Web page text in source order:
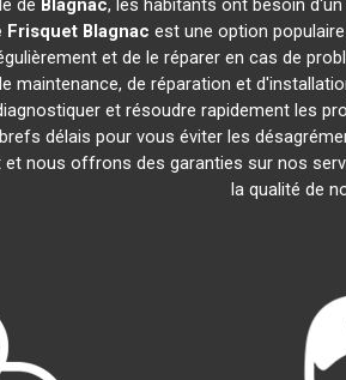
de Blagnac, les habitants ont besoin
Frisquet Blagnac est une option
et de le réparer en cas de
maintenance, de réparation et
et résoudre rapidement les
délais pour vous éviter les
et nous offrons des garanties sur nos
la qualité de